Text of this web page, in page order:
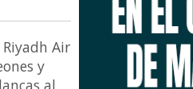
Air
y
al